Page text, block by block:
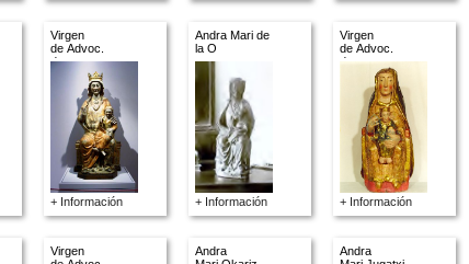
Virgen
de Advoc.
descon.
+ Información
Andra Mari de
la O
+ Información
Virgen
de Advoc.
descon.
+ Información
Virgen
Andra
Andra